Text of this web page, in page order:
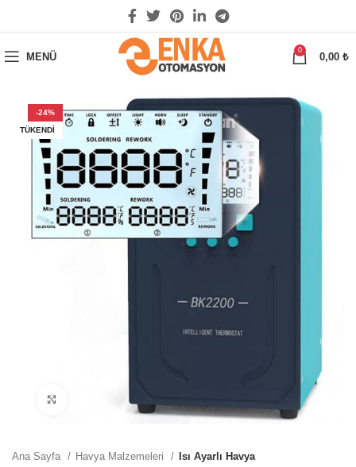
MENÜ
0
0,00 ₺
-24%
TÜKENDI
Büyütmek için tıklayın
Ana Sayfa Havya Malzemeleri Isı Ayarlı Havya